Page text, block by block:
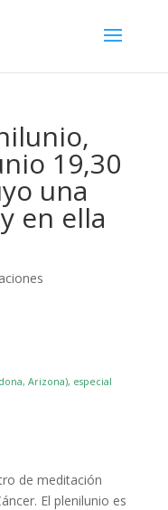
19,30
una
en ella
Arizona), especial
de meditación
El plenilunio es